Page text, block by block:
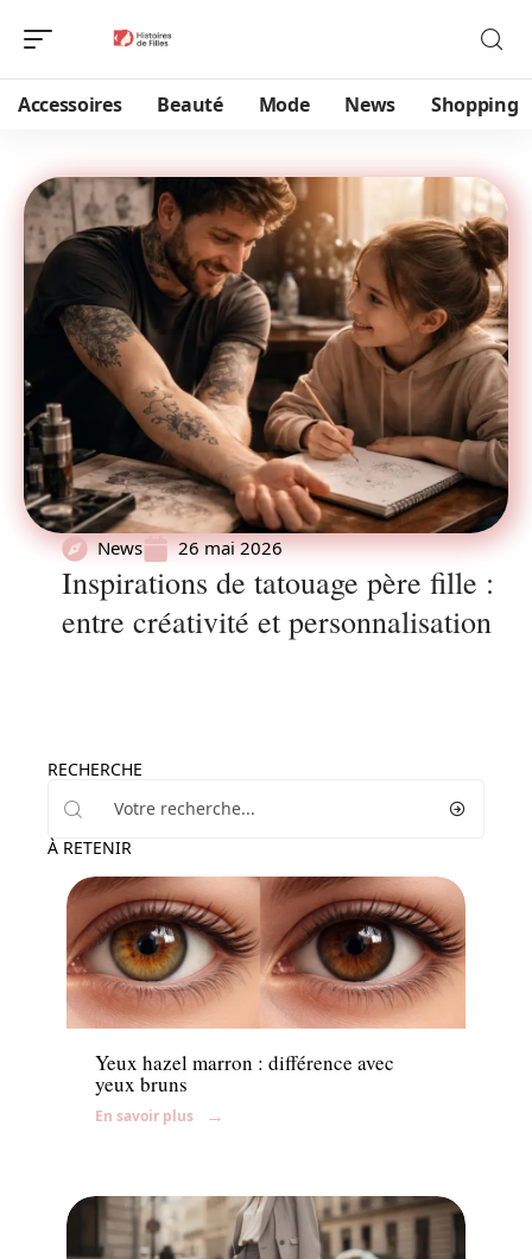
Accessoires Beauté Mode News Shopping
News 26 mai 2026
Inspirations de tatouage père fille :
entre créativité et personnalisation
RECHERCHE
À RETENIR
News
Yeux hazel marron : différence avec
yeux bruns
En savoir plus